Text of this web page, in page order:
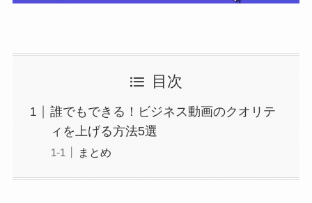
目次
誰でもできる！ビジネス動画のクオリテ
ィを上げる方法5選
まとめ